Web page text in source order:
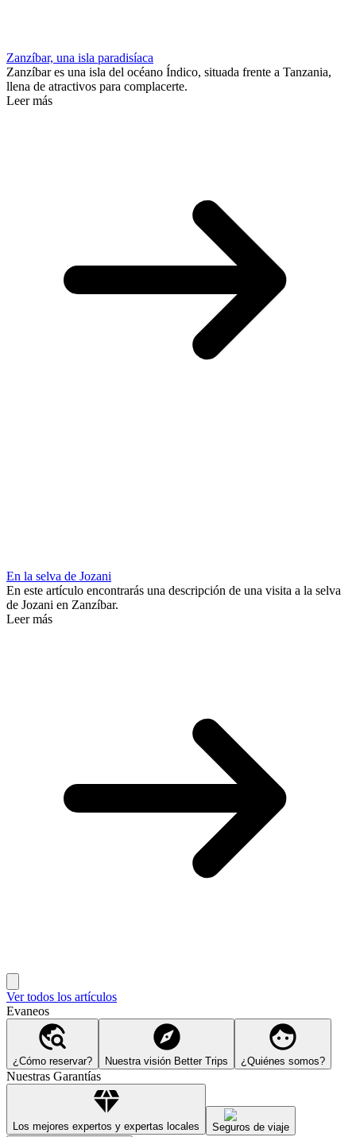
Zanzíbar, una isla paradisíaca
Zanzíbar es una isla del océano Índico, situada frente a Tanzania,
llena de atractivos para complacerte.
Leer más
En la selva de Jozani
En este artículo encontrarás una descripción de una visita a la selva
de Jozani en Zanzíbar.
Leer más
Ver todos los artículos
Evaneos
¿Cómo reservar? Nuestra visión Better Trips ¿Quiénes somos?
Nuestras Garantías
Los mejores expertos y expertas locales Seguros de viaje